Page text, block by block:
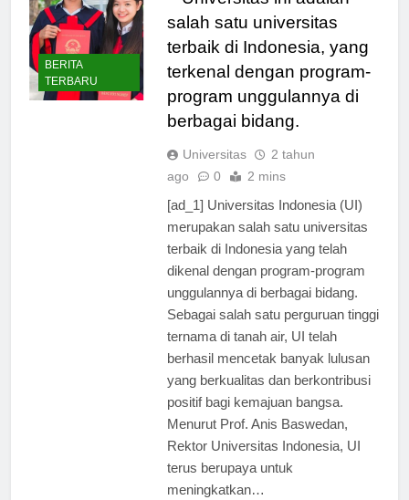
BERITA
TERBARU
– Universitas ini adalah
salah satu universitas
terbaik di Indonesia, yang
terkenal dengan program-
program unggulannya di
berbagai bidang.
Universitas
2 tahun
[ad_1] Universitas Indonesia (UI)
merupakan salah satu universitas
terbaik di Indonesia yang telah
dikenal dengan program-program
unggulannya di berbagai bidang.
Sebagai salah satu perguruan tinggi
ternama di tanah air, UI telah
berhasil mencetak banyak lulusan
yang berkualitas dan berkontribusi
positif bagi kemajuan bangsa.
Menurut Prof. Anis Baswedan,
Rektor Universitas Indonesia, UI
terus berupaya untuk